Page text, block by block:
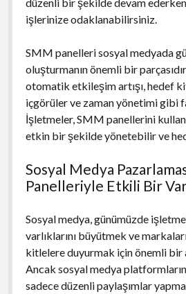
işlerinize odaklanabilirsiniz.
SMM panelleri sosyal medyada
oluşturmanın önemli bir
otomatik etkileşim artışı, hedef
içgörüler ve zaman yönetimi gibi
İşletmeler, SMM panellerini
etkin bir şekilde yönetebilir ve
Sosyal Medya
Panelleriyle Etkili Bir
Sosyal medya, günümüzde
varlıklarını büyütmek ve
kitlelere duyurmak için önemli bir
Ancak sosyal medya
sadece düzenli paylaşımlar